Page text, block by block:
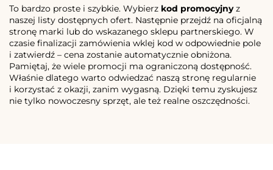
To bardzo proste i szybkie. Wybierz kod promocyjnyz
naszej listy dostępnych ofert. Następnie przejdź na oficjalną
stronę marki lub do wskazanego sklepu partnerskiego. W
czasie finalizacji zamówienia wklej kod w odpowiednie pole
i zatwierdź – cena zostanie automatycznie obniżona.
Pamiętaj, że wiele promocji ma ograniczoną dostępność.
Właśnie dlatego warto odwiedzać naszą stronę regularnie
i korzystać z okazji, zanim wygasną. Dzięki temu zyskujesz
nie tylko nowoczesny sprzęt, ale też realne oszczędności.